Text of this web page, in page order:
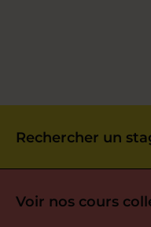
Rechercher un
Voir nos cours